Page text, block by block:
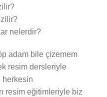
nelerdir?
adam bile çizemem
resim dersleriyle
herkesin
resim eğitimleriyle biz